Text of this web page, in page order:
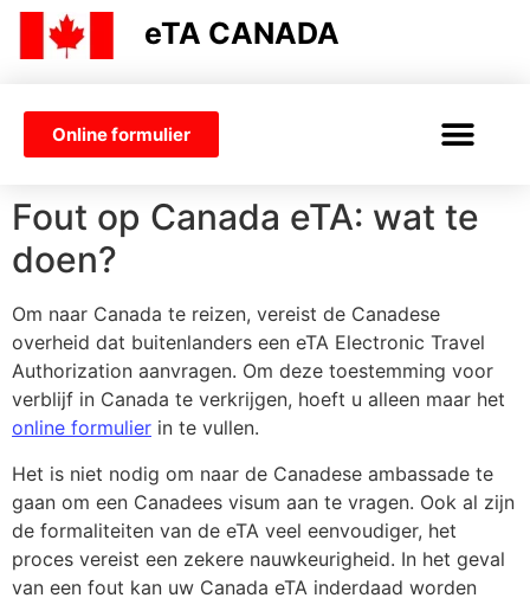
eTA CANADA
Online formulier
Fout op Canada eTA: wat te
doen?
Om naar Canada te reizen, vereist de Canadese
overheid dat buitenlanders een eTA Electronic Travel
Authorization aanvragen. Om deze toestemming voor
verblijf in Canada te verkrijgen, hoeft u alleen maar het
online formulier in te vullen.
Het is niet nodig om naar de Canadese ambassade te
gaan om een Canadees visum aan te vragen. Ook al zijn
de formaliteiten van de eTA veel eenvoudiger, het
proces vereist een zekere nauwkeurigheid. In het geval
van een fout kan uw Canada eTA inderdaad worden